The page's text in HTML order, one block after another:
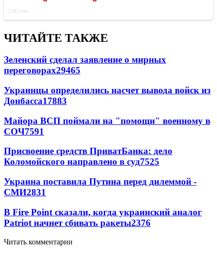
ЧИТАЙТЕ ТАКЖЕ
Зеленский сделал заявление о мирных
переговорах29465
Украинцы определились насчет вывода войск из
Донбасса17883
Майора ВСП поймали на "помощи" военному в
СОЧ7591
Присвоение средств ПриватБанка: дело
Коломойского направлено в суд7525
Украина поставила Путина перед дилеммой -
СМИ2831
В Fire Point сказали, когда украинский аналог
Patriot начнет сбивать ракеты2376
Читать комментарии